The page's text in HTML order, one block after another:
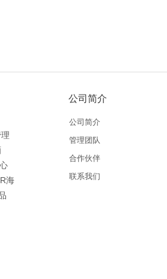
海
公司简介
公司简介
管理团队
合作伙伴
联系我们